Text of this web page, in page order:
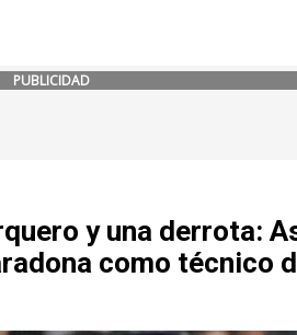
PUBLICIDAD
y una derrota:
como técnico